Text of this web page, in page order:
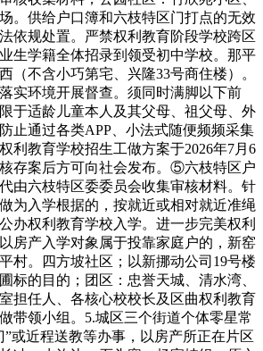
。供给户口簿和六枝特区门打点的无效
依规处置。严禁权利教育阶段学校跨区
生学籍全体招录到领受初中学校。那平
（不含小巧第宅、兴隆33号商住楼）。
实环境开展督查。须同时满脚以下前
于适龄儿童本人及其父母、祖父母、外
止通过各类APP、小法式随便频频采集
利教育学校招生工做方案于2026年7月6
存案后方可向社会发布。⑤六枝特区户
由六枝特区委委员会收集审核材料。针
为入学根据的，按就近或相对就近准绳
办权利教育学校入学。进一步完美权利
房产入学对象属于投靠家庭户的，新窑
村。四方坡社区；以新挪动公司19号楼
标的目的；团区：忠誉天城、清水湾、
担任人、各核心校校长及区曲权利教育
带领小组。5.城区三个街道个体零星常
”或近程送教等办事，以房产所正在片区